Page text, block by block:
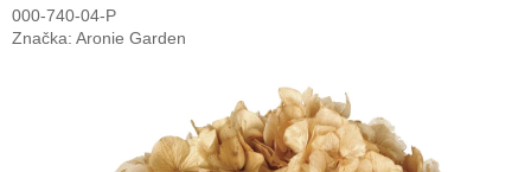
000-740-04-P
Značka: Aronie Garden